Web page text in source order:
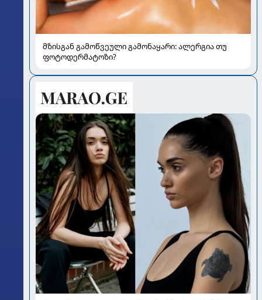
მზისგან გამოწვეული გამონაყარი: ალერგია თუ
ფოტოდერმატოზი?